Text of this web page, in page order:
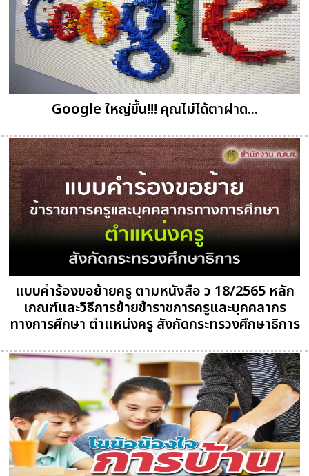
Google ใหญ่ขึ้น!!! คุณไม่ได้ตาฝาด...
แบบคำร้องขอย้ายครู ตามหนังสือ ว 18/2565 หลัก
เกณฑ์และวิธีการย้ายข้าราชการครูและบุคคลากร
ทางการศึกษา ตำแหน่งครู สังกัดกระทรวงศึกษาธิการ